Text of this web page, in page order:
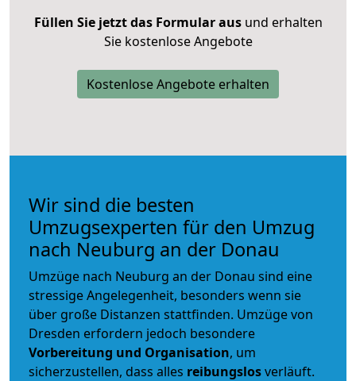
Füllen Sie jetzt das Formular ausund erhalten
Sie kostenlose Angebote
Kostenlose Angebote erhalten
Wir sind die besten
Umzugsexperten für den Umzug
nach Neuburg an der Donau
Umzüge nach Neuburg an der Donau sind eine
stressige Angelegenheit, besonders wenn sie
über große Distanzen stattfinden. Umzüge von
Dresden erfordern jedoch besondere
Vorbereitung und Organisation, um
sicherzustellen, dass alles reibungslosverläuft.